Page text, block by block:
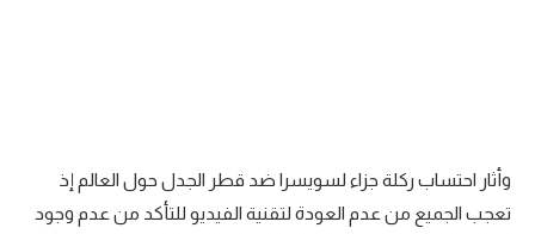
وأثار احتساب ركلة جزاء لسويسرا ضد قطر الجدل حول العالم إذ
تعجب الجميع من عدم العودة لتقنية الفيديو للتأكد من عدم وجود